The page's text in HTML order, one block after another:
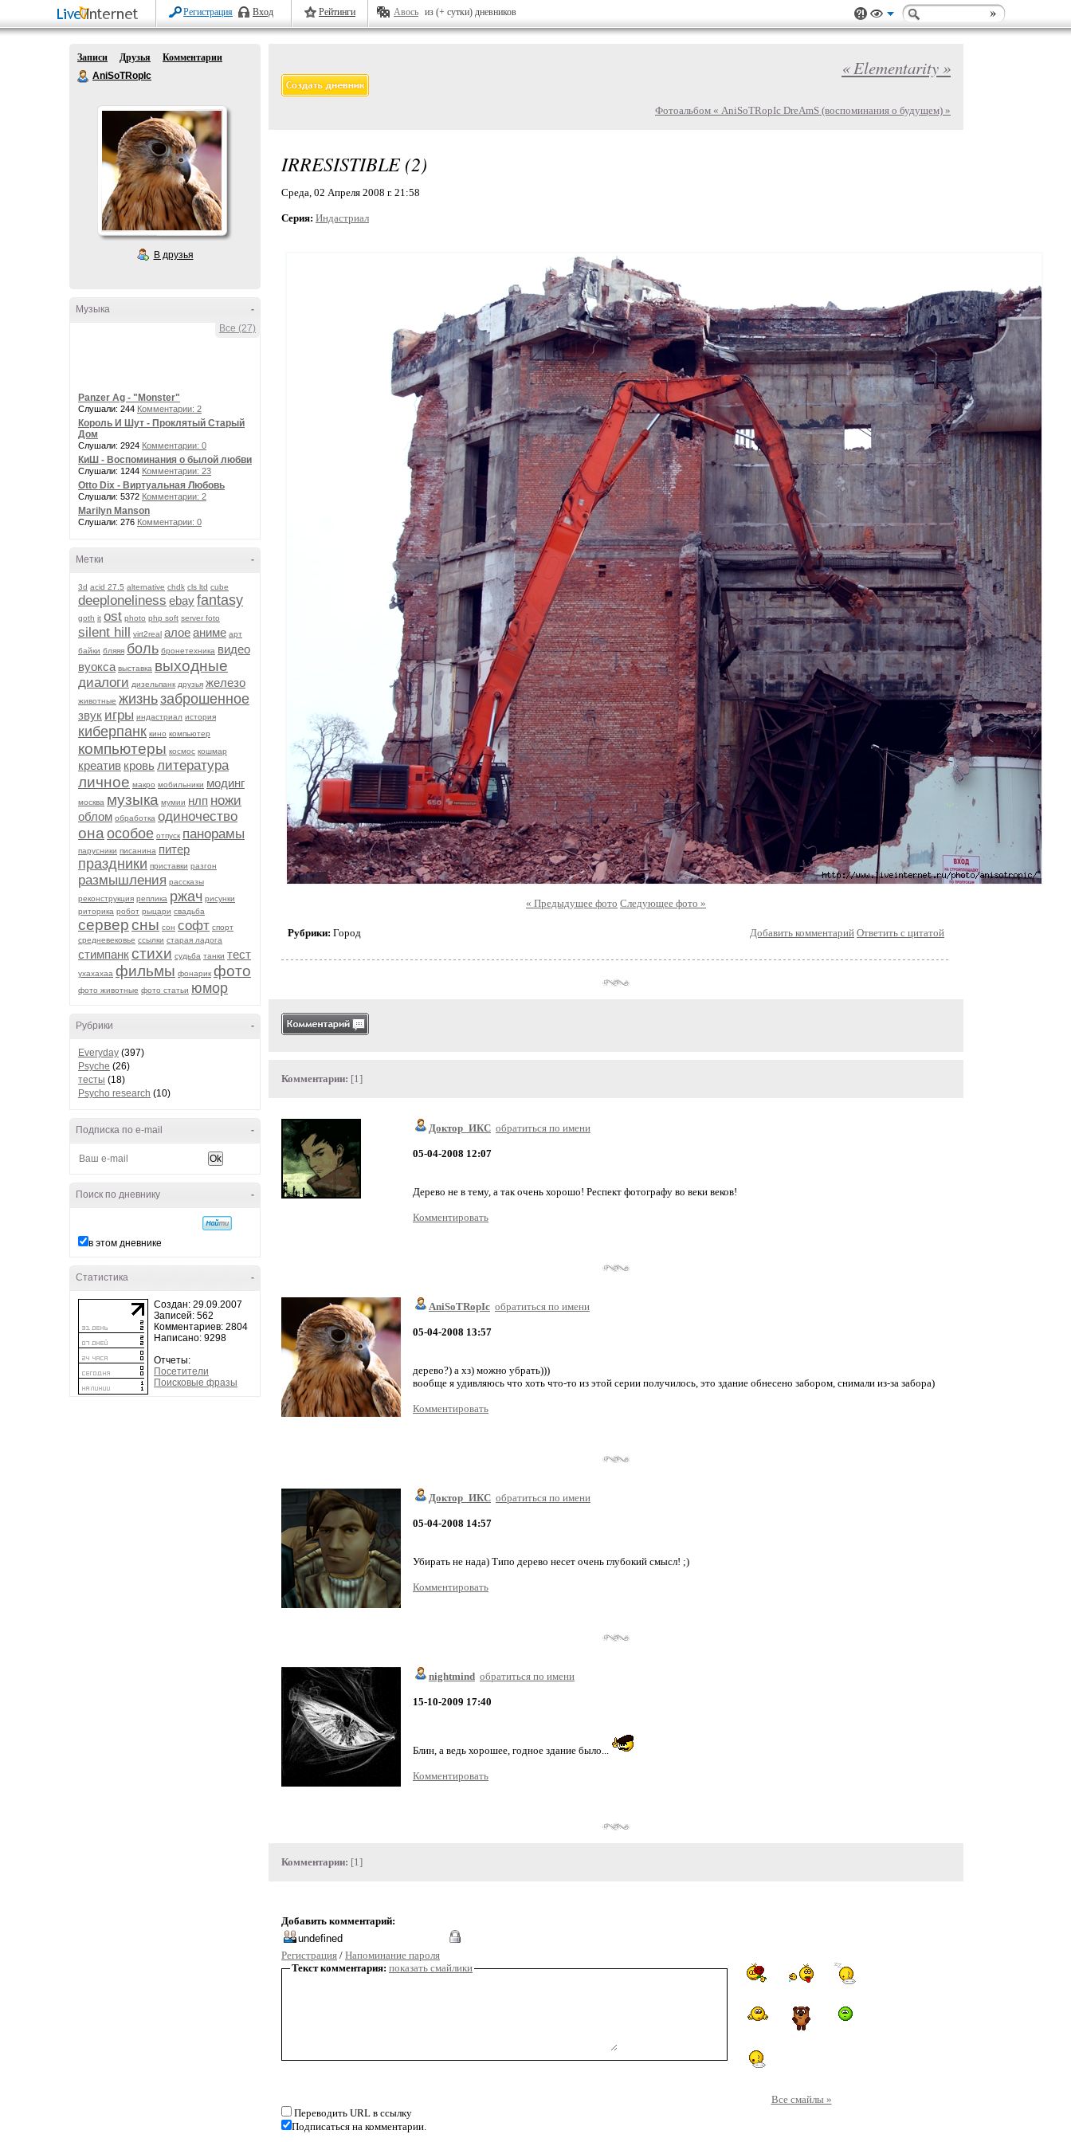
Регистрация Вход Рейтинги Авось из (+ сутки) дневников
Записи Друзья
Комментарии
AniSoTRopIc
В друзья
-
Музыка
Все (27)
Panzer Ag - "Monster"
Слушали: 244 Комментарии: 2
Король И Шут - Проклятый Старый
Дом
Слушали: 2924 Комментарии: 0
КиШ - Воспоминания о былой любви
Слушали: 1244 Комментарии: 23
Otto Dix - Виртуальная Любовь
Слушали: 5372 Комментарии: 2
Marilyn Manson
Слушали: 276 Комментарии: 0
-
Метки
3d acid 27.5 alternative chdk cls ltd cube
deeploneliness ebayfantasy
goth it ost photo php soft server foto
silent hill virt2real алоеаниме арт
байки бляяя боль бронетехника видео
вуокса выставка выходные
диалоги дизельпанк друзья железо
животные жизньзаброшенное
звук игры индастриал история
киберпанк кино компьютер
компьютеры космос кошмар
креатив кровьлитература
личное макро мобильники модинг
москва музыка мумии нлп ножи
облом обработка одиночество
она особое отпуск панорамы
парусники писанина питер
праздники приставки разгон
размышления рассказы
реконструкция реплика ржач рисунки
риторика робот рыцари свадьба
серверсны сон софт спорт
средневековье ссылки старая ладога
стимпанкстихи судьба танки тест
ухахахаа фильмы фонарик фото
фото животные фото статьи юмор
-
Рубрики
Everyday (397)
Psyche (26)
тесты (18)
Psycho research (10)
-
Подписка по e-mail
-
Поиск по дневнику
в этом дневнике
-
Статистика
Создан: 29.09.2007
Записей: 562
Комментариев: 2804
Написано: 9298
Отчеты:
Посетители
Поисковые фразы
« Elementarity »
Фотоальбом « AniSoTRopIc DreAmS (воспоминания о будущем) »
IRRESISTIBLE (2)
Среда, 02 Апреля 2008 г. 21:58
Серия: Индастриал
« Предыдущее фото Следующее фото »
Рубрики: Город Добавить комментарий Ответить с цитатой
Комментарии: [1]
Доктор_ИКС обратиться по имени
05-04-2008 12:07
Дерево не в тему, а так очень хорошо! Респект фотографу во веки веков!
Комментировать
AniSoTRopIc обратиться по имени
05-04-2008 13:57
дерево?) а хз) можно убрать)))
вообще я удивляюсь что хоть что-то из этой серии получилось, это здание обнесено забором, снимали из-за забора)
Комментировать
Доктор_ИКС обратиться по имени
05-04-2008 14:57
Убирать не нада) Типо дерево несет очень глубокий смысл! ;)
Комментировать
nightmind обратиться по имени
15-10-2009 17:40
Блин, а ведь хорошее, годное здание было...
Комментировать
Комментарии: [1]
Добавить комментарий:
Регистрация / Напоминание пароля
Текст комментария: показать смайлики
Все смайлы »
Переводить URL в ссылку
Подписаться на комментарии.